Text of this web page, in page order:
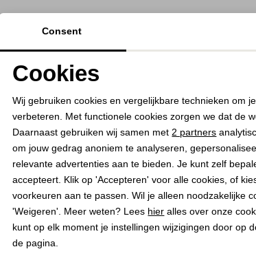
Analytische cookies
Consent
Cookies
Wij gebruiken cookies en vergelijkbare technieken om
verbeteren. Met functionele cookies zorgen we dat de
Daarnaast gebruiken wij samen met 2 partners
om jouw gedrag anoniem te analyseren,
relevante advertenties aan te bieden. Je kunt zelf
accepteert. Klik op 'Accepteren' voor alle cookies, of
voorkeuren aan te passen. Wil je alleen noodzakelijke
'Weigeren'. Meer weten? Lees hier alles over onze
kunt op elk moment je instellingen wijzigingen door op
de pagina.